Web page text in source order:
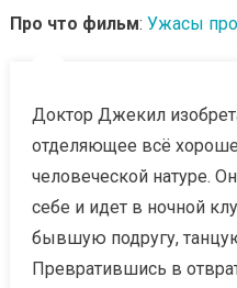
Про что фильм: Ужасы
Доктор Джекил
отделяющее всё
человеческой натуре.
себе и идет в ночной
бывшую подругу,
Превратившись в